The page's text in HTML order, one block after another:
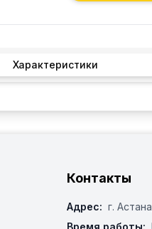
Характеристики
Контакты
Адрес: г.
Время работы: